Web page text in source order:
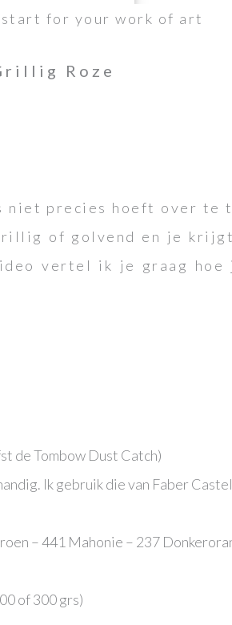
for your work of art
Roze
niet precies hoeft over te
of golvend en je
vertel ik je graag hoe
de Tombow Dust Catch)
Ik gebruik die van Faber
– 441 Mahonie – 237
of 300 grs)